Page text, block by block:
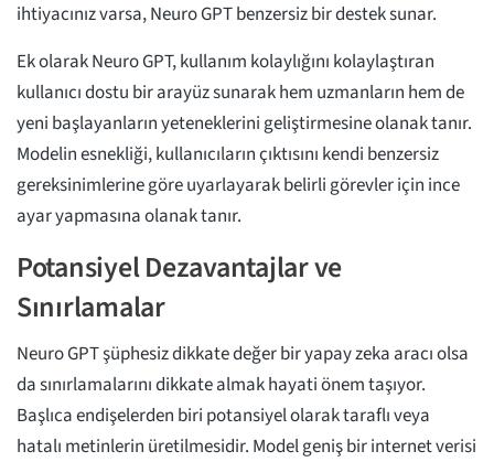
ihtiyacınız varsa, Neuro GPT benzersiz bir destek sunar.
Ek olarak Neuro GPT, kullanım kolaylığını kolaylaştıran
kullanıcı dostu bir arayüz sunarak hem uzmanların hem de
yeni başlayanların yeteneklerini geliştirmesine olanak tanır.
Modelin esnekliği, kullanıcıların çıktısını kendi benzersiz
gereksinimlerine göre uyarlayarak belirli görevler için ince
ayar yapmasına olanak tanır.
Potansiyel Dezavantajlar ve
Sınırlamalar
Neuro GPT şüphesiz dikkate değer bir yapay zeka aracı olsa
da sınırlamalarını dikkate almak hayati önem taşıyor.
Başlıca endişelerden biri potansiyel olarak taraflı veya
hatalı metinlerin üretilmesidir. Model geniş bir internet verisi